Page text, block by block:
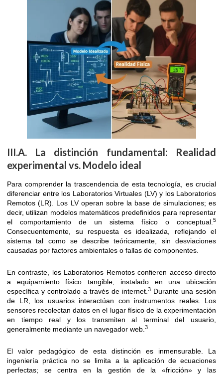
III.A. La distinción fundamental: Realidad
experimental vs. Modelo ideal
Para comprender la trascendencia de esta tecnología, es crucial
diferenciar entre los Laboratorios Virtuales (LV) y los Laboratorios
Remotos (LR). Los LV operan sobre la base de simulaciones; es
decir, utilizan modelos matemáticos predefinidos para representar
el comportamiento de un sistema físico o conceptual.5
Consecuentemente, su respuesta es idealizada, reflejando el
sistema tal como se describe teóricamente, sin desviaciones
causadas por factores ambientales o fallas de componentes.
En contraste, los Laboratorios Remotos confieren acceso directo
a equipamiento físico tangible, instalado en una ubicación
específica y controlado a través de internet.3 Durante una sesión
de LR, los usuarios interactúan con instrumentos reales. Los
sensores recolectan datos en el lugar físico de la experimentación
en tiempo real y los transmiten al terminal del usuario,
generalmente mediante un navegador web.3
El valor pedagógico de esta distinción es inmensurable. La
ingeniería práctica no se limita a la aplicación de ecuaciones
perfectas; se centra en la gestión de la «fricción» y las